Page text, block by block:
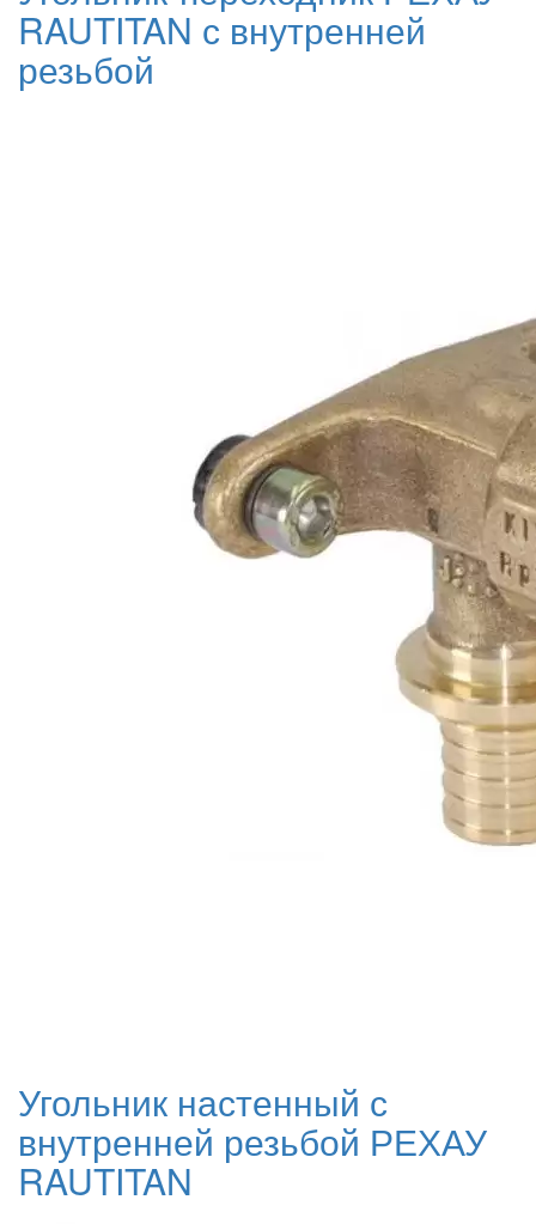
RAUTITAN с внутренней
резьбой
Угольник настенный с
внутренней резьбой РЕХАУ
RAUTITAN